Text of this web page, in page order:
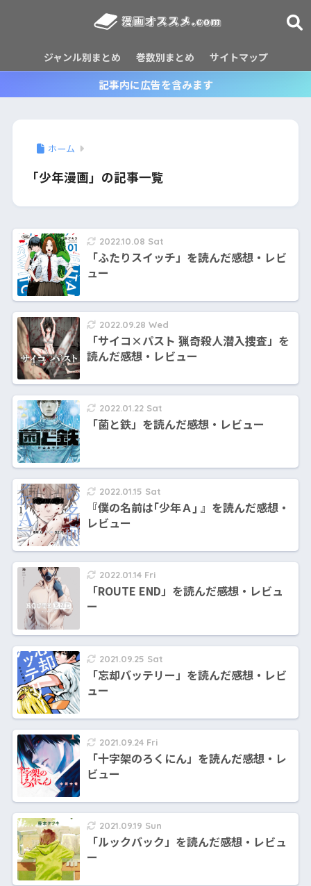
ジャンル別まとめ 巻数別まとめ サイトマップ
記事内に広告を含みます
ホーム
「少年漫画」の記事一覧
2022.10.08 Sat
「ふたりスイッチ」を読んだ感想・レビ
ュー
2022.09.28 Wed
「サイコ×パスト 猟奇殺人潜入捜査」を
読んだ感想・レビュー
2022.01.22 Sat
「菌と鉄」を読んだ感想・レビュー
2022.01.15 Sat
『僕の名前は｢少年Ａ｣ 』を読んだ感想・
レビュー
2022.01.14 Fri
「ROUTE END」を読んだ感想・レビュ
ー
2021.09.25 Sat
「忘却バッテリー」を読んだ感想・レビ
ュー
2021.09.24 Fri
「十字架のろくにん」を読んだ感想・レ
ビュー
2021.09.19 Sun
「ルックバック」を読んだ感想・レビュ
ー